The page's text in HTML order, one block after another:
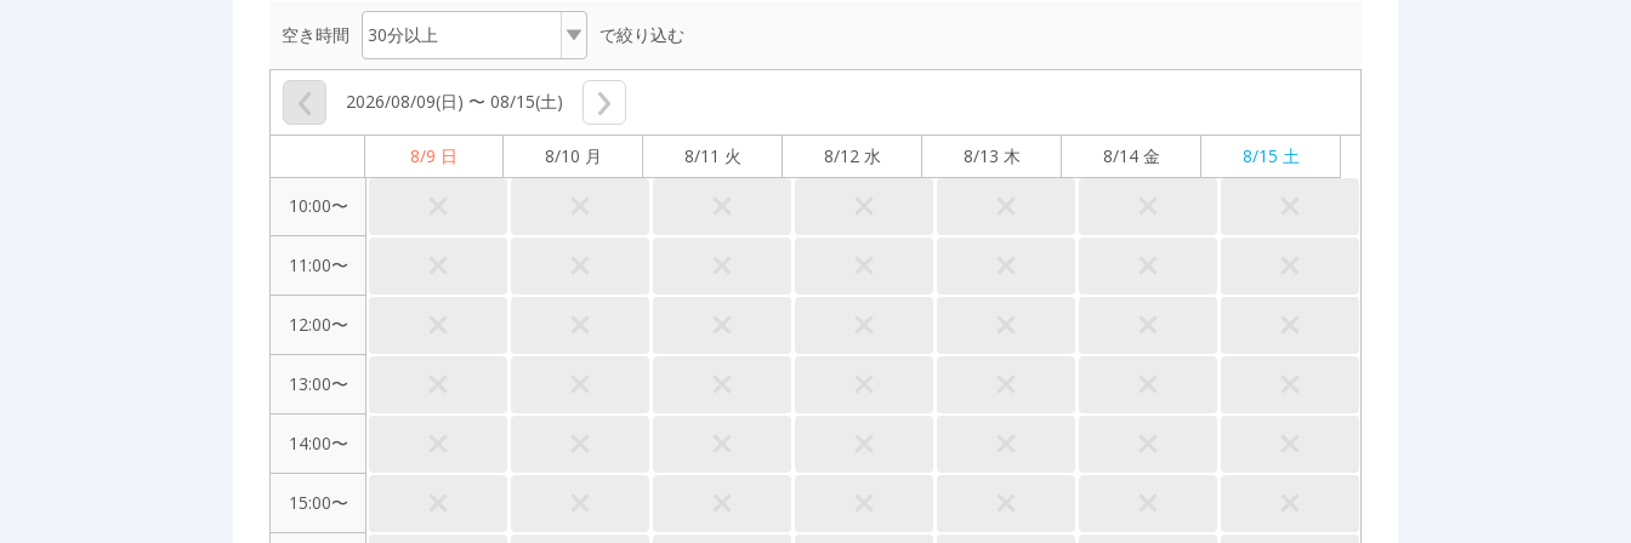
空き時間 で絞り込む
2026/08/09(日) 〜 08/15(土)
8/9 日 8/10 月 8/11 火 8/12 水 8/13 木 8/14 金 8/15 土
10:00〜
11:00〜
12:00〜
13:00〜
14:00〜
15:00〜